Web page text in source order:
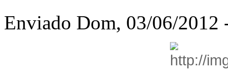
Enviado Dom, 03/06/2012